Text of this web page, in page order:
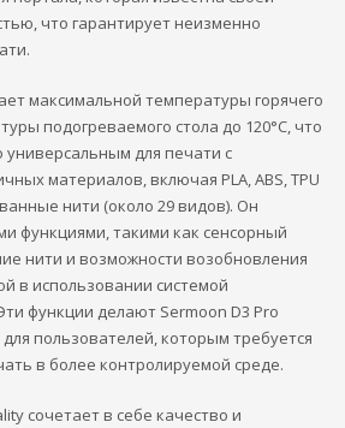
что гарантирует неизменно
максимальной температуры горячего
подогреваемого стола до 120°C, что
универсальным для печати с
материалов, включая PLA, ABS, TPU
нити (около 29 видов). Он
функциями, такими как сенсорный
нити и возможности возобновления
в использовании системой
функции делают Sermoon D3 Pro
пользователей, которым требуется
в более контролируемой среде.
сочетает в себе качество и